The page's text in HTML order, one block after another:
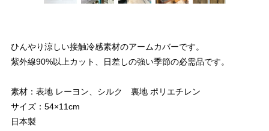
ひんやり涼しい接触冷感素材のアームカバーです。
紫外線90%以上カット、日差しの強い季節の必需品です。
素材：表地 レーヨン、シルク 裏地 ポリエチレン
サイズ：54×11cm
日本製